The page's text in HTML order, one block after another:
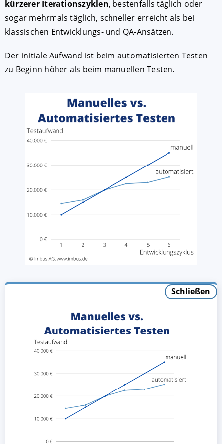
kürzerer Iterationszyklen, bestenfalls täglich oder
sogar mehrmals täglich, schneller erreicht als bei
klassischen Entwicklungs- und QA-Ansätzen.
Der initiale Aufwand ist beim automatisierten Testen
zu Beginn höher als beim manuellen Testen.
Schließen